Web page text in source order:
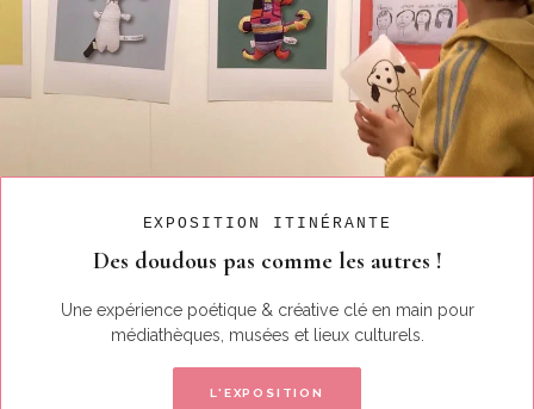
EXPOSITION ITINÉRANTE
Des doudous pas comme les autres !
Une expérience poétique & créative clé en main pour
médiathèques, musées et lieux culturels.
L'EXPOSITION